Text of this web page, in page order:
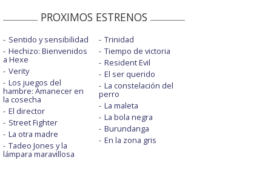
PROXIMOS ESTRENOS
Sentido y sensibilidad
Hechizo: Bienvenidos
a Hexe
Verity
Los juegos del
hambre: Amanecer en
la cosecha
El director
Street Fighter
La otra madre
Tadeo Jones y la
lámpara maravillosa
Trinidad
Tiempo de victoria
Resident Evil
El ser querido
La constelación del
perro
La maleta
La bola negra
Burundanga
En la zona gris